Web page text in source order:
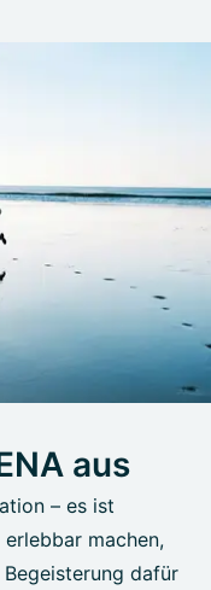
aus
– es ist
machen,
dafür